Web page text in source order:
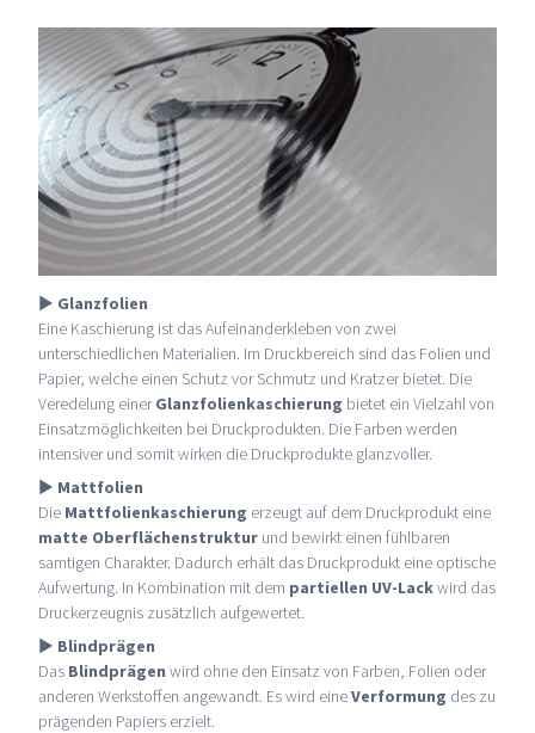
► Glanzfolien
Eine Kaschierung ist das Aufeinanderkleben von zwei
unterschiedlichen Materialien. Im Druckbereich sind das Folien und
Papier, welche einen Schutz vor Schmutz und Kratzer bietet. Die
Veredelung einerGlanzfolienkaschierung bietet ein Vielzahl von
Einsatzmöglichkeiten bei Druckprodukten. Die Farben werden
intensiver und somit wirken die Druckprodukte glanzvoller.
► Mattfolien
Die Mattfolienkaschierung erzeugt auf dem Druckprodukt eine
matte Oberflächenstruktur und bewirkt einen fühlbaren
samtigen Charakter. Dadurch erhält das Druckprodukt eine optische
Aufwertung. In Kombination mit dem partiellen UV-Lackwird das
Druckerzeugnis zusätzlich aufgewertet.
► Blindprägen
Das Blindprägen wird ohne den Einsatz von Farben, Folien oder
anderen Werkstoffen angewandt. Es wird eineVerformung des zu
prägenden Papiers erzielt.